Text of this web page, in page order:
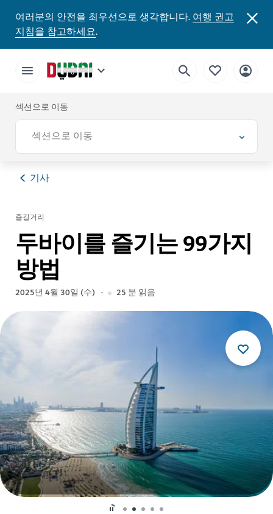
여러분의 안전을 최우선으로 생각합니다.여행 권고
지침을 참고하세요.
섹션으로 이동
섹션으로 이동
기사
즐길거리
두바이를 즐기는 99가지
방법
2025년 4월 30일 (수) 25 분 읽음